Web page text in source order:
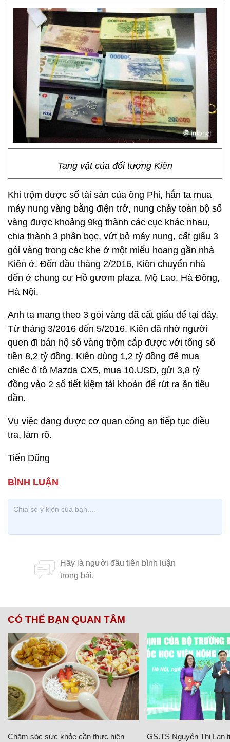
Tang vật của đối tượng Kiên
Khi trộm được số tài sản của ông Phi, hắn ta mua
máy nung vàng bằng điện trở, nung chảy toàn bộ số
vàng được khoảng 9kg thành các cục khác nhau,
chia thành 3 phần bọc, vứt bỏ máy nung, cất giấu 3
gói vàng trong các khe ở một miếu hoang gần nhà
Kiên ở. Đến đầu tháng 2/2016, Kiên chuyển nhà
đến ở chung cư Hồ gươm plaza, Mộ Lao, Hà Đông,
Hà Nội.
Anh ta mang theo 3 gói vàng đã cất giấu để tại đây.
Từ tháng 3/2016 đến 5/2016, Kiên đã nhờ người
quen đi bán hộ số vàng trộm cắp được với tổng số
tiền 8,2 tỷ đồng. Kiên dùng 1,2 tỷ đồng để mua
chiếc ô tô Mazda CX5, mua 10.USD, gửi 3,8 tỷ
đồng vào 2 sổ tiết kiệm tài khoản để rút ra ăn tiêu
dần.
Vụ việc đang được cơ quan công an tiếp tục điều
tra, làm rõ.
Tiến Dũng
CÓ THỂ BẠN QUAN TÂM
Chăm sóc sức khỏe cần thực hiện
GS.TS Nguyễn Thị Lan